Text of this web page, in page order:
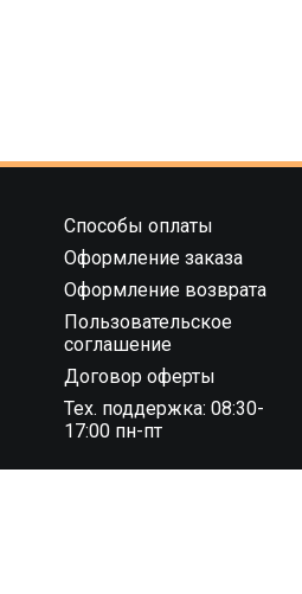
Способы оплаты
Оформление заказа
Оформление возврата
Пользовательское
соглашение
Договор оферты
Тех. поддержка: 08:30-
17:00 пн-пт